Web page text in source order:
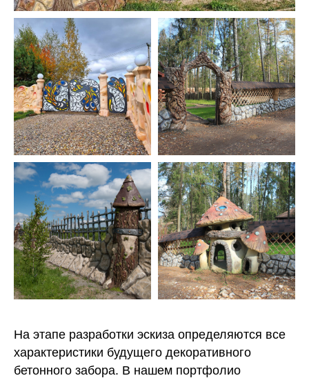
На этапе разработки эскиза определяются все
характеристики будущего декоративного
бетонного забора. В нашем портфолио